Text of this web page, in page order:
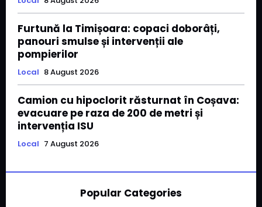
Furtună la Timișoara: copaci doborâți,
panouri smulse și intervenții ale
pompierilor
Local 8 August 2026
Camion cu hipoclorit răsturnat în Coșava:
evacuare pe raza de 200 de metri și
intervenția ISU
Local 7 August 2026
Popular Categories